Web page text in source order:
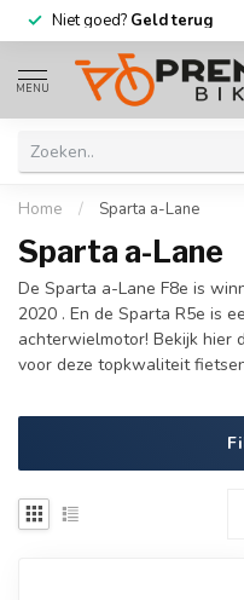
Niet goed? Geld terug
MENU
Home / Sparta a-Lane
Sparta a-Lane
De Sparta a-Lane F8e is
2020 . En de Sparta R5e is
achterwielmotor! Bekijk hier
voor deze topkwaliteit